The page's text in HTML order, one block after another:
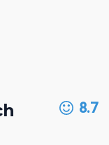
8.7